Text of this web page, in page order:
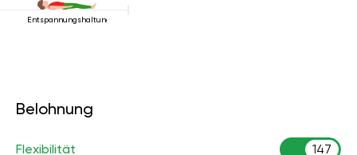
Entspannungshaltung
Belohnung
Flexibilität 147